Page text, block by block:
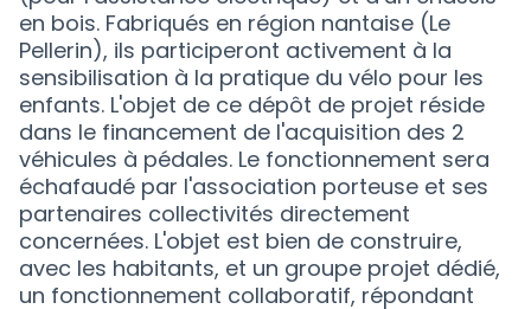
en bois. Fabriqués en région nantaise (Le
Pellerin), ils participeront activement à la
sensibilisation à la pratique du vélo pour les
enfants. L'objet de ce dépôt de projet réside
dans le financement de l'acquisition des 2
véhicules à pédales. Le fonctionnement sera
échafaudé par l'association porteuse et ses
partenaires collectivités directement
concernées. L'objet est bien de construire,
avec les habitants, et un groupe projet dédié,
un fonctionnement collaboratif, répondant